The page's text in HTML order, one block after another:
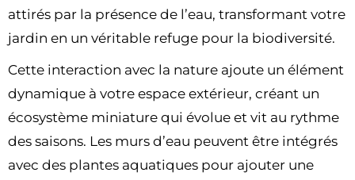
attirés par la présence de l’eau, transformant votre
jardin en un véritable refuge pour la biodiversité.
Cette interaction avec la nature ajoute un élément
dynamique à votre espace extérieur, créant un
écosystème miniature qui évolue et vit au rythme
des saisons. Les murs d’eau peuvent être intégrés
avec des plantes aquatiques pour ajouter une